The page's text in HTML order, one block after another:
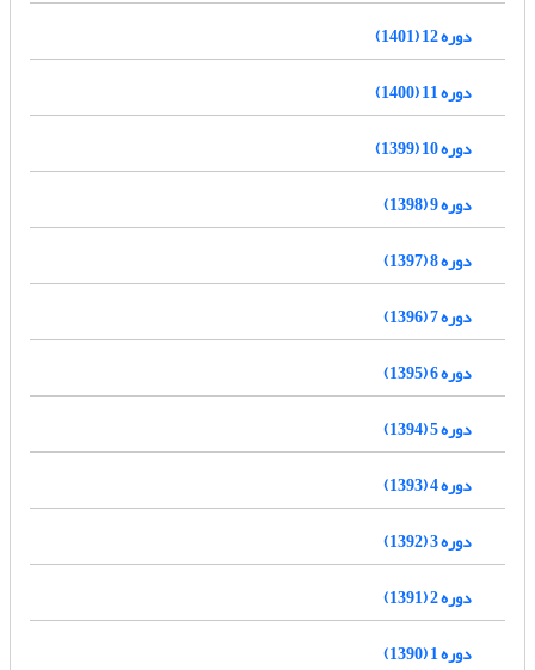
دوره 12 (1401)
دوره 11 (1400)
دوره 10 (1399)
دوره 9 (1398)
دوره 8 (1397)
دوره 7 (1396)
دوره 6 (1395)
دوره 5 (1394)
دوره 4 (1393)
دوره 3 (1392)
دوره 2 (1391)
دوره 1 (1390)